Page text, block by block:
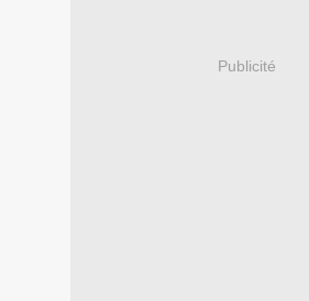
Publicité